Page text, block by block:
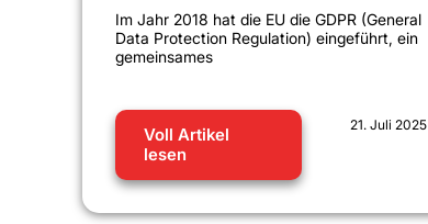
Im Jahr 2018 hat die EU die GDPR (General
Data Protection Regulation) eingeführt, ein
gemeinsames
Voll Artikel
lesen
21. Juli 2025